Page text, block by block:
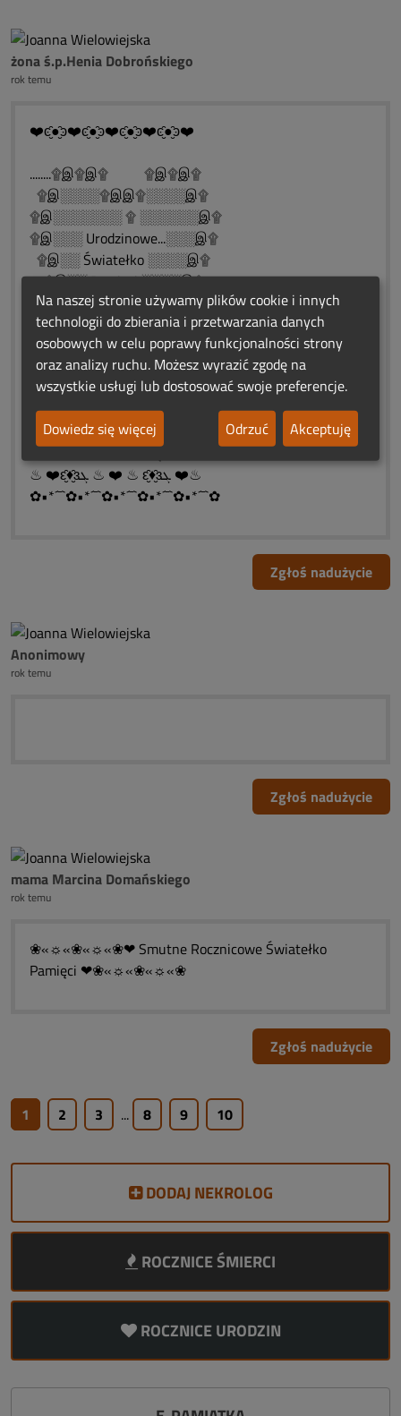
żona ś.p.Henia Dobrońskiego
rok temu
❤️ͼ̮̑●̮̑ͽ❤️ͼ̮̑●̮̑ͽ❤️ͼ̮̑●̮̑ͽ❤️ͼ̮̑●̮̑ͽ❤️
........۩இ۩இ۩ ۩இ۩இ۩
۩இ░░░░۩இஇ۩░░░░இ۩
۩இ░░░░░░░ ۩ ░░░░░░இ۩
۩இ░░░ Urodzinowe...░░░இ۩
۩இ░░ Światełko ░░░░இ۩
۩இ░░ Pamięci ░░░░இ۩
۩இ░░░░░░░░இ۩
۩இ░░░░░இ۩
۩இ░░இ۩
۩இ۩
✿•*´¯`✿•*´¯`✿•*´¯`✿•*´¯`✿•*´¯`✿
..„ Rozłąka jest naszym losem,
....spotkanie naszą nadzieją...
..Zostawiam modlitwę.❄️♨️❄️
♨ ❤️ԑ̮̑♦̮̑ɜܓ ♨ ❤️ ♨ ԑ̮̑♦̮̑ɜܓ ❤️♨
✿•*´¯`✿•*´¯`✿•*´¯`✿•*´¯`✿•*´¯`✿
Zgłoś nadużycie
Anonimowy
rok temu
Zgłoś nadużycie
mama Marcina Domańskiego
rok temu
❀«☼«❀«☼«❀❤ Smutne Rocznicowe Światełko
Pamięci ❤❀«☼«❀«☼«❀
Zgłoś nadużycie
1 2 3 ... 8 9 10
DODAJ NEKROLOG
ROCZNICE ŚMIERCI
ROCZNICE URODZIN
Na naszej stronie używamy plików cookie i innych
technologii do zbierania i przetwarzania danych
osobowych w celu poprawy funkcjonalności strony
oraz analizy ruchu. Możesz wyrazić zgodę na
wszystkie usługi lub dostosować swoje preferencje.
Dowiedz się więcej
Odrzuć Akceptuję